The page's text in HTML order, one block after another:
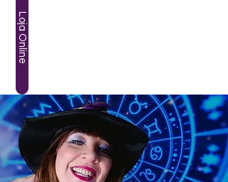
Loja Online